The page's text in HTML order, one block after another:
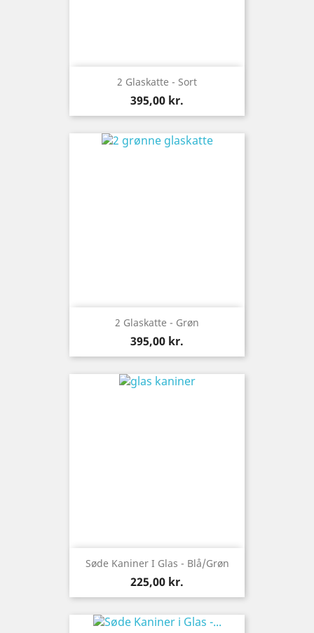
2 Glaskatte - Sort
Pris
395,00 kr.
2 Glaskatte - Grøn
Pris
395,00 kr.
Søde Kaniner I Glas - Blå/grøn
Pris
225,00 kr.